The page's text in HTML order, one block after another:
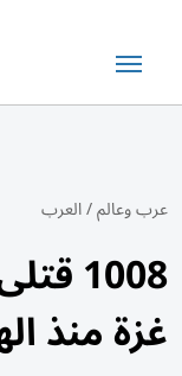
عرب وعالم/العرب
غزة منذ